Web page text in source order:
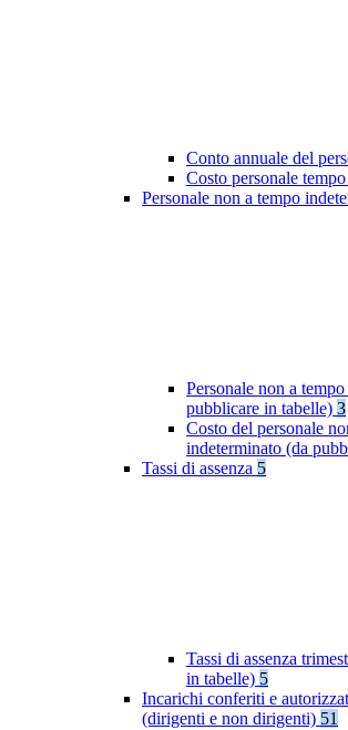
Conto annuale del
Costo personale
Personale non a tempo
Personale non a
pubblicare in tabelle) 3
Costo del personale
indeterminato (da
Tassi di assenza 5
Tassi di assenza
in tabelle) 5
Incarichi conferiti e
(dirigenti e non dirigenti) 51